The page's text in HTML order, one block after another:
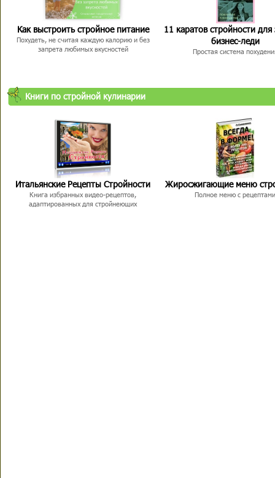
Как выстроить стройное питание
Похудеть, не считая каждую калорию и без
запрета любимых вкусностей
11 каратов стройности для
бизнес-леди
Простая система
Книги по стройной кулинарии
Итальянские Рецепты Стройности
Книга избранных видео-рецептов,
адаптированных для стройнеющих
Жиросжигающие меню
Полное меню с рецептами